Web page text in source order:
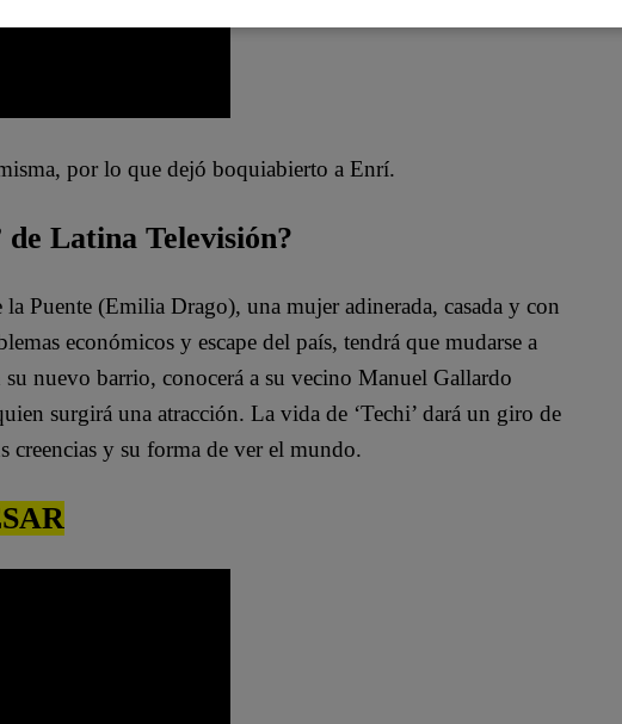
por lo que dejó boquiabierto a Enrí.
Latina Televisión?
Puente (Emilia Drago), una mujer adinerada, casada y con
económicos y escape del país, tendrá que mudarse a
nuevo barrio, conocerá a su vecino Manuel Gallardo
surgirá una atracción. La vida de ‘Techi’ dará un giro de
creencias y su forma de ver el mundo.